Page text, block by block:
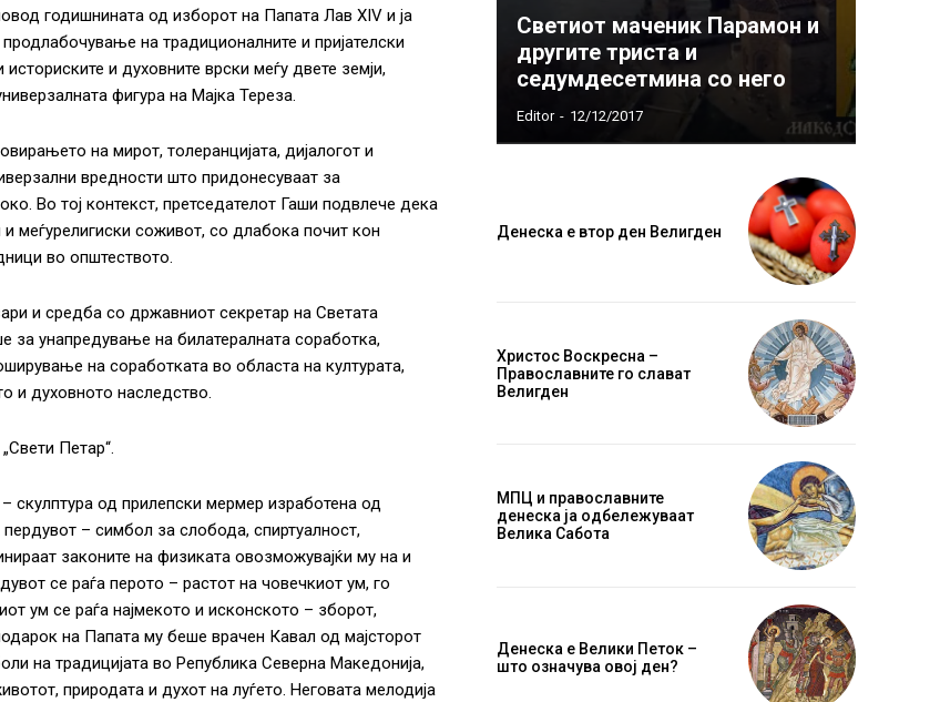
годишнината од изборот на Папата Лав XIV и ја
на традиционалните и пријателски
и духовните врски меѓу двете земји,
фигура на Мајка Тереза.
на мирот, толеранцијата, дијалогот и
вредности што придонесуваат за
Во тој контекст, претседателот Гаши подвлече дека
меѓурелигиски соживот, со длабока почит кон
во општеството.
и средба со државниот секретар на Светата
за унапредување на билатералната соработка,
на соработката во областа на културата,
и духовното наследство.
Петар“.
од прилепски мермер изработена од
– симбол за слобода, спиртуалност,
законите на физиката овозможувајќи му на и
се раѓа перото – растот на човечкиот ум, го
ум се раѓа најмекото и исконското – зборот,
на Папата му беше врачен Кавал од мајсторот
на традицијата во Република Северна Македонија,
природата и духот на луѓето. Неговата мелодија
Светиот маченик Парамон и
другите триста и
седумдесетмина со него
Editor - 12/12/2017
Денеска е втор ден Велигден
Христос Воскресна –
Православните го слават
Велигден
МПЦ и православните
денеска ја одбележуваат
Велика Сабота
Денеска е Велики Петок –
што означува овој ден?